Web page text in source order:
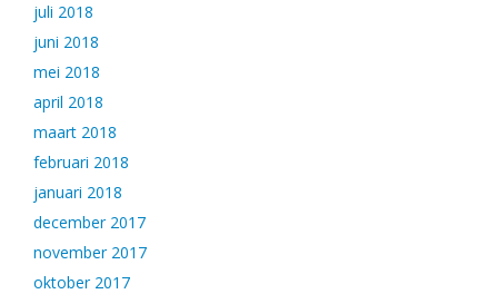
juli 2018
juni 2018
mei 2018
april 2018
maart 2018
februari 2018
januari 2018
december 2017
november 2017
oktober 2017